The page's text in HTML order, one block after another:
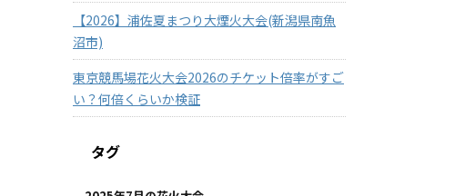
【2026】浦佐夏まつり大煙火大会(新潟県南魚
沼市)
東京競馬場花火大会2026のチケット倍率がすご
い？何倍くらいか検証
タグ